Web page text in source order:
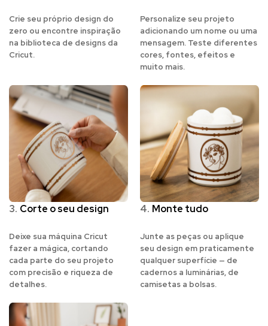
Crie seu próprio design do
zero ou encontre inspiração
na biblioteca de designs da
Cricut.
Personalize seu projeto
adicionando um nome ou uma
mensagem. Teste diferentes
cores, fontes, efeitos e
muito mais.
3. Corte o seu design
Deixe sua máquina Cricut
fazer a mágica, cortando
cada parte do seu projeto
com precisão e riqueza de
detalhes.
4. Monte tudo
Junte as peças ou aplique
seu design em praticamente
qualquer superfície — de
cadernos a luminárias, de
camisetas a bolsas.